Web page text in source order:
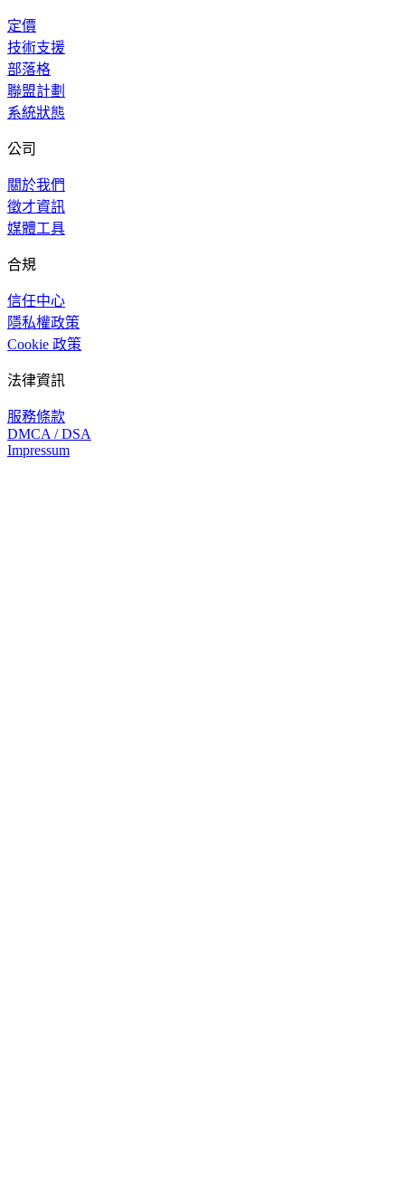
定價
技術支援
部落格
聯盟計劃
系統狀態
公司
關於我們
徵才資訊
媒體工具
合規
信任中心
隱私權政策
Cookie 政策
法律資訊
服務條款
DMCA / DSA
Impressum